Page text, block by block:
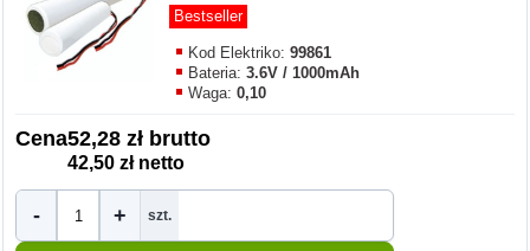
Bestseller
Kod Elektriko:99861
Bateria:3.6V / 1000mAh
Waga:0,10
Cena52,28 zł brutto
42,50 zł netto
- + szt.